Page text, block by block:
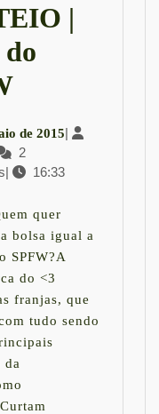
|
do
SORTEIO
Bolsa
do
SPFW
de 20156
maio
|
2
| 16:33
quer
bolsa igual a
SPFW?A
do <3
franjas, que
tudo sendo
da